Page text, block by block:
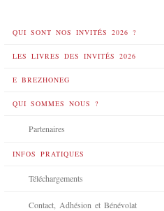
QUI SONT NOS INVITÉS 2026 ?
LES LIVRES DES INVITÉS 2026
E BREZHONEG
QUI SOMMES NOUS ?
Partenaires
INFOS PRATIQUES
Téléchargements
Contact, Adhésion et Bénévolat